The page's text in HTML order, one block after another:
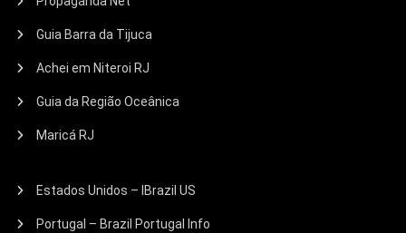
Guia Barra da Tijuca
Achei em Niteroi RJ
Guia da Região Oceânica
Maricá RJ
Estados Unidos – IBrazil US
Portugal – Brazil Portugal Info